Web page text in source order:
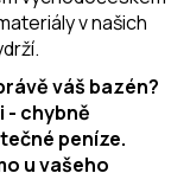
v našich
váš bazén?
- chybně
peníze.
u vašeho